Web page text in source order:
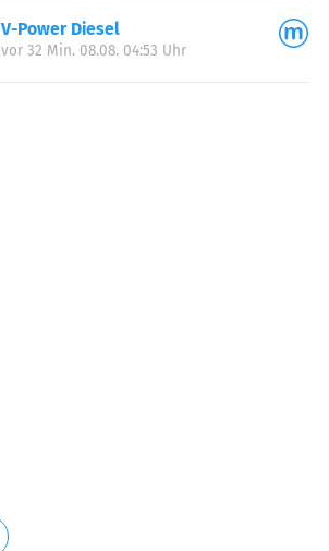
V-Power Diesel
vor 32 Min. 08.08. 04:53 Uhr